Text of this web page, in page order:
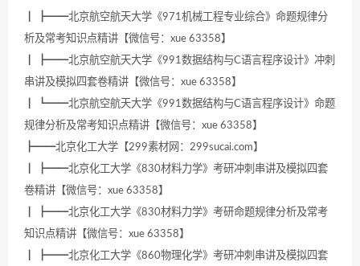
┃ ┣━━北京航空航天大学《971机械工程专业综合》命题规律分
析及常考知识点精讲【微信号：xue 63358】
┃ ┣━━北京航空航天大学《991数据结构与C语言程序设计》冲刺
串讲及模拟四套卷精讲【微信号：xue 63358】
┃ ┗━━北京航空航天大学《991数据结构与C语言程序设计》命题
规律分析及常考知识点精讲【微信号：xue 63358】
┣━━北京化工大学【299素材网：299sucai.com】
┃ ┣━━北京化工大学《830材料力学》考研冲刺串讲及模拟四套
卷精讲【微信号：xue 63358】
┃ ┣━━北京化工大学《830材料力学》考研命题规律分析及常考
知识点精讲【微信号：xue 63358】
┃ ┣━━北京化工大学《860物理化学》考研冲刺串讲及模拟四套